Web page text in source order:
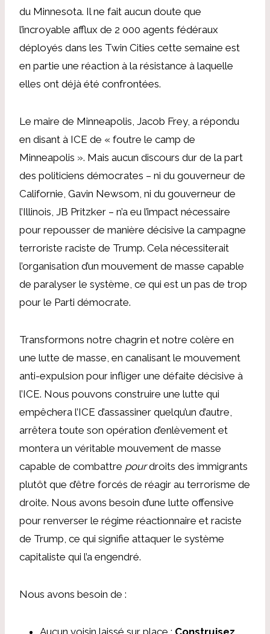
du Minnesota. Il ne fait aucun doute que
l’incroyable afflux de 2 000 agents fédéraux
déployés dans les Twin Cities cette semaine est
en partie une réaction à la résistance à laquelle
elles ont déjà été confrontées.
Le maire de Minneapolis, Jacob Frey, a répondu
en disant à ICE de « foutre le camp de
Minneapolis ». Mais aucun discours dur de la part
des politiciens démocrates – ni du gouverneur de
Californie, Gavin Newsom, ni du gouverneur de
l’Illinois, JB Pritzker – n’a eu l’impact nécessaire
pour repousser de manière décisive la campagne
terroriste raciste de Trump. Cela nécessiterait
l’organisation d’un mouvement de masse capable
de paralyser le système, ce qui est un pas de trop
pour le Parti démocrate.
Transformons notre chagrin et notre colère en
une lutte de masse, en canalisant le mouvement
anti-expulsion pour infliger une défaite décisive à
l’ICE. Nous pouvons construire une lutte qui
empêchera l’ICE d’assassiner quelqu’un d’autre,
arrêtera toute son opération d’enlèvement et
montera un véritable mouvement de masse
capable de combattre pourdroits des immigrants
plutôt que d’être forcés de réagir au terrorisme de
droite. Nous avons besoin d’une lutte offensive
pour renverser le régime réactionnaire et raciste
de Trump, ce qui signifie attaquer le système
capitaliste qui l’a engendré.
Nous avons besoin de :
Aucun voisin laissé sur place : Construisez